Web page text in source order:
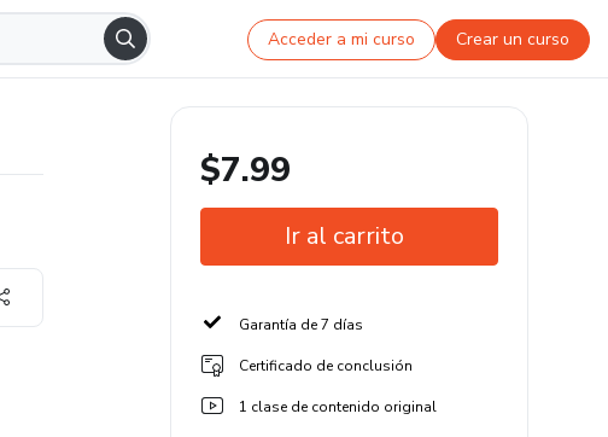
Acceder a mi curso Crear un curso
$7.99
Ir al carrito
Garantía de 7 días
Certificado de conclusión
1 clase de contenido original